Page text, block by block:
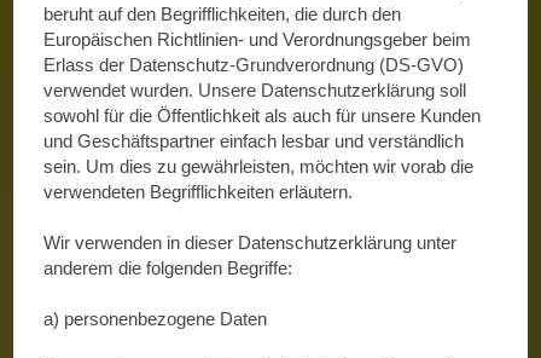
beruht auf den Begrifflichkeiten, die durch den
Europäischen Richtlinien- und Verordnungsgeber beim
Erlass der Datenschutz-Grundverordnung (DS-GVO)
verwendet wurden. Unsere Datenschutzerklärung soll
sowohl für die Öffentlichkeit als auch für unsere Kunden
und Geschäftspartner einfach lesbar und verständlich
sein. Um dies zu gewährleisten, möchten wir vorab die
verwendeten Begrifflichkeiten erläutern.
Wir verwenden in dieser Datenschutzerklärung unter
anderem die folgenden Begriffe:
a) personenbezogene Daten